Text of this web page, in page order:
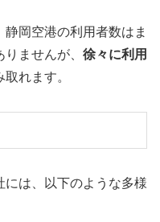
岡空港の利用者数はま
ませんが、 徐々に利用
れます。
は、以下のような多様